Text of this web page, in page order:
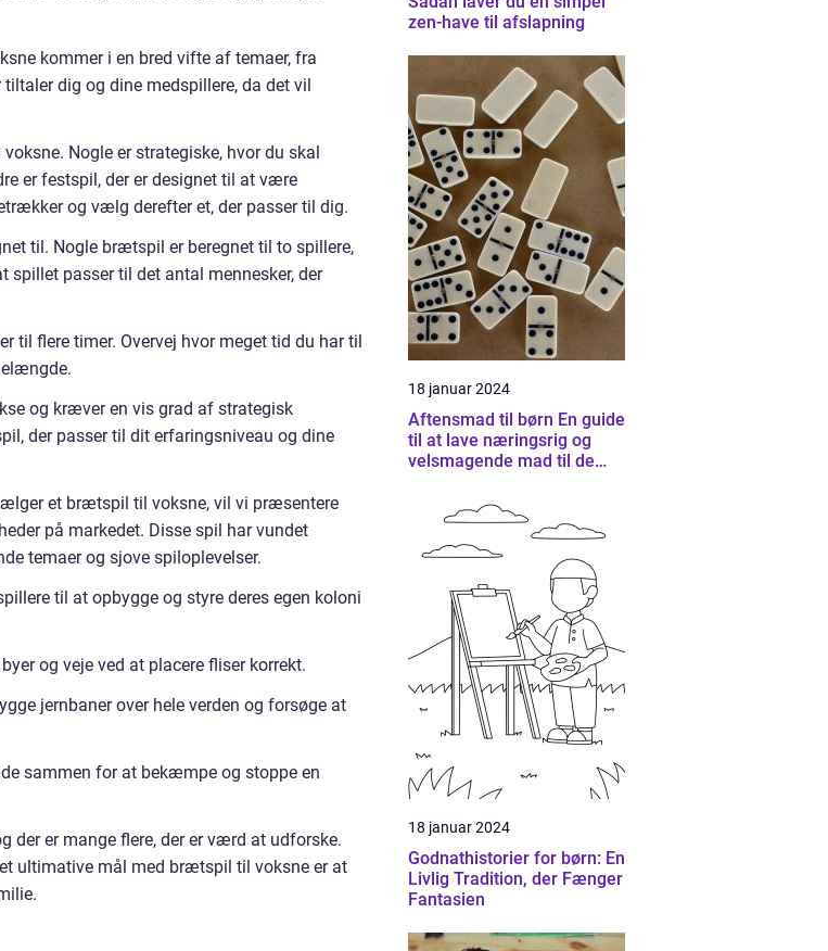
kommer i en bred vifte af temaer, fra
dig og dine medspillere, da det vil
Nogle er strategiske, hvor du skal
er festspil, der er designet til at være
og vælg derefter et, der passer til dig.
til. Nogle brætspil er beregnet til to spillere,
spillet passer til det antal mennesker, der
til flere timer. Overvej hvor meget tid du har til
og kræver en vis grad af strategisk
der passer til dit erfaringsniveau og dine
et brætspil til voksne, vil vi præsentere
på markedet. Disse spil har vundet
temaer og sjove spiloplevelser.
til at opbygge og styre deres egen koloni
og veje ved at placere fliser korrekt.
jernbaner over hele verden og forsøge at
sammen for at bekæmpe og stoppe en
der er mange flere, der er værd at udforske.
ultimative mål med brætspil til voksne er at
zen-have til afslapning
18 januar 2024
Aftensmad til børn En guide
til at lave næringsrig og
velsmagende mad til de
18 januar 2024
Godnathistorier for børn: En
Livlig Tradition, der Fænger
Fantasien